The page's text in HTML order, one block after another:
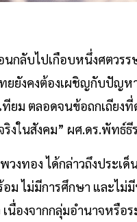
นกลับไปเกือบหนึ่งศตวร
ยยังคงต้องเผชิญกับปัญห
ยม ตลอดจนข้อถกเถียง
งในสังคม” ผศ.ดร.พัทธ์ธี
พวงทอง ได้กล่าวถึงประ
ม ไม่มีการศึกษา และไ
นื่องจากกลุ่มอำนาจหรื